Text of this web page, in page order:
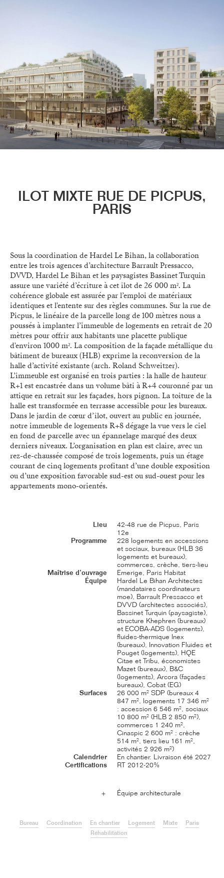
ILOT MIXTE RUE DE PICPUS,
PARIS
Sous la coordination de Hardel Le Bihan, la collaboration
entre les trois agences d’architecture Barrault Pressacco,
DVVD, Hardel Le Bihan et les paysagistes Bassinet Turquin
assure une variété d’écriture à cet îlot de 26 000 m². La
cohérence globale est assurée par l’emploi de matériaux
identiques et l'entente sur des règles communes. Sur la rue de
Picpus, le linéaire de la parcelle long de 100 mètres nous a
poussés à implanter l’immeuble de logements en retrait de 20
mètres pour offrir aux habitants une placette publique
d'environ 1000 m². La composition de la façade métallique du
bâtiment de bureaux (HLB) exprime la reconversion de la
halle d’activité existante (arch. Roland Schweitzer).
L’immeuble est organisé en trois parties : la halle de hauteur
R+1 est encastrée dans un volume bâti à R+4 couronné par un
attique en retrait sur les façades, hors pignon. La toiture de la
halle est transformée en terrasse accessible pour les bureaux.
Dans le jardin de cœur d’îlot, ouvert au public en journée,
notre immeuble de logements R+8 dégage la vue vers le ciel
en fond de parcelle avec un épannelage marqué des deux
derniers niveaux. L’organisation en plan est claire, avec un
rez-de-chaussée composé de trois logements, puis un étage
courant de cinq logements profitant d’une double exposition
ou d’une exposition favorable sud-est ou sud-ouest pour les
appartements mono-orientés.
Lieu
42-48 rue de Picpus, Paris
12e
Programme
228 logements en accessions
et sociaux, bureaux (HLB 36
logements et bureaux),
commerces, crèche, tiers-lieu
Maîtrise d’ouvrage
Emerige, Paris Habitat
Équipe
Hardel Le Bihan Architectes
(mandataires coordinateurs
moe), Barrault Pressacco et
DVVD (architectes associés),
Bassinet Turquin (paysagiste),
structure Khephren (bureaux)
et ECOBA-ADS (logements),
fluides-thermique Inex
(bureaux), Innovation Fluides et
Pouget (logements), HQE
Citae et Tribu, économistes
Mazet (bureaux), B&C
(logements), Arcora (façades
bureaux), Cobat (EG)
Surfaces
26 000 m² SDP (bureaux 4
847 m², logements 17 346 m²
: accession 6 546 m², sociaux
10 800 m² (HLB 2 850 m²),
commerces 1 240 m²,
Cinaspic 2 600 m² : crèche
514 m², tiers lieu 161 m²,
activités 2 926 m²)
Calendrier
En chantier. Livraison été 2027
Certifications
RT 2012-20%
＋ Équipe architecturale
Bureau Coordination En chantier Logement Mixte
Paris
Réhabilitation